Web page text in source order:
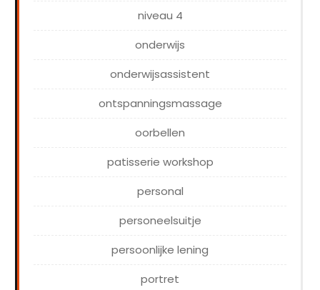
niveau 4
onderwijs
onderwijsassistent
ontspanningsmassage
oorbellen
patisserie workshop
personal
personeelsuitje
persoonlijke lening
portret